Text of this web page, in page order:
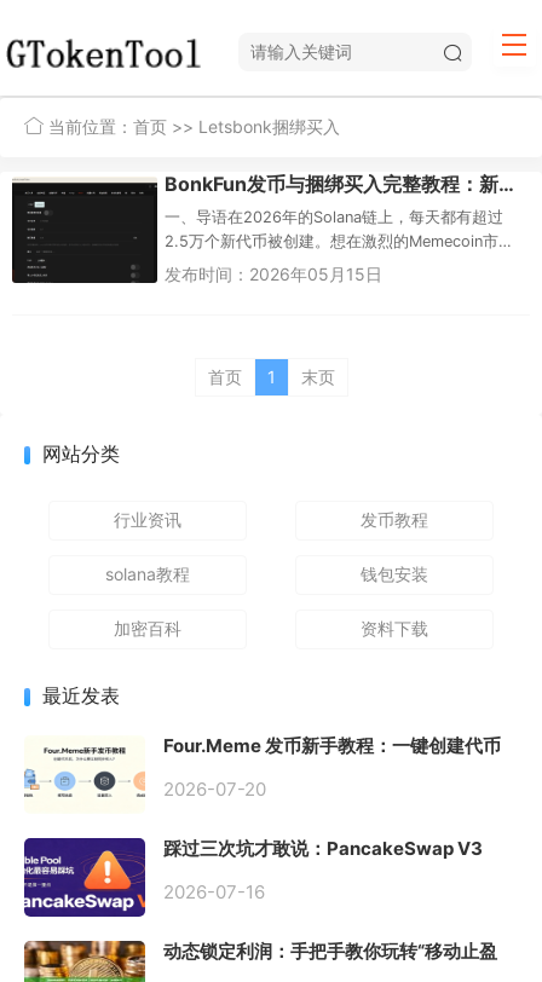
当前位置： 首页 >> Letsbonk捆绑买入
BonkFun发币与捆绑买入完整教程：新手从零到一指南（2026最新版）
一、导语在2026年的Solana链上，每天都有超过
2.5万个新代币被创建。想在激烈的Memecoin市场
中抢占先机，仅凭一个“好名字”远远不够——发币的
发布时间：2026年05月15日
首页 1 末页
网站分类
行业资讯 发币教程
solana教程 钱包安装
加密百科 资料下载
最近发表
Four.Meme 发币新手教程：一键创建代币
2026-07-20
踩过三次坑才敢说：PancakeSwap V3
初始化
2026-07-16
动态锁定利润：手把手教你玩转“移动止盈